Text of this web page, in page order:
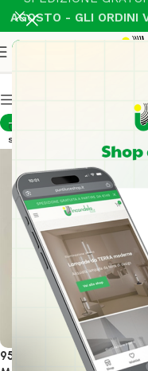
AGOSTO - GLI ORDINI
Lampadari
-20%
SOLD OUT
950 S 50 Lampadario La